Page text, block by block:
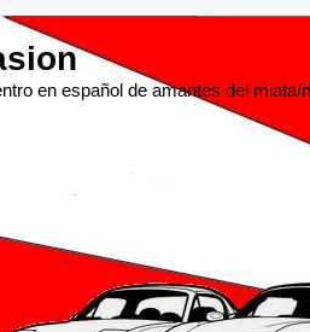
en español de amantes del miata/